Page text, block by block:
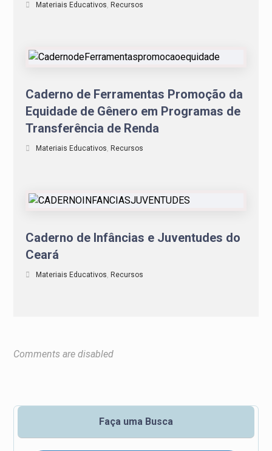
Materiais Educativos, Recursos
Caderno de Ferramentas Promoção da
Equidade de Gênero em Programas de
Transferência de Renda
Materiais Educativos, Recursos
Caderno de Infâncias e Juventudes do
Ceará
Materiais Educativos, Recursos
Comments are disabled
Faça uma Busca